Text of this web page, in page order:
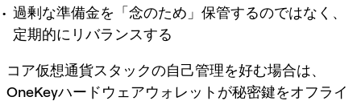
過剰な準備金を「念のため」保管するのではなく、
定期的にリバランスする
コア仮想通貨スタックの自己管理を好む場合は、
OneKeyハードウェアウォレット が秘密鍵をオフライ